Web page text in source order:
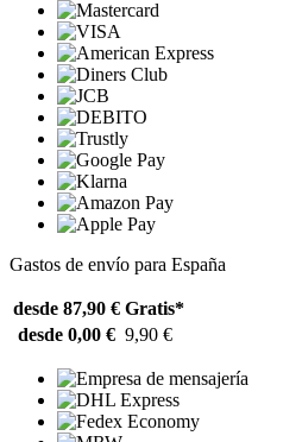
Gastos de envío para España
desde 87,90 € Gratis*
desde 0,00 € 9,90 €